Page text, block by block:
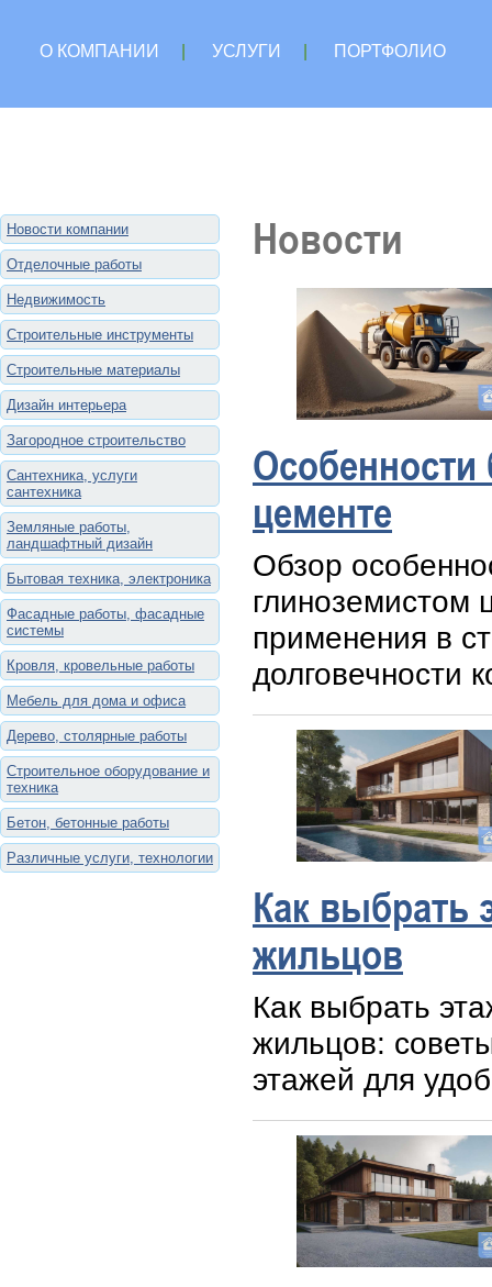
О КОМПАНИИ УСЛУГИ
ПОРТФОЛИО
Новости компании
Отделочные работы
Недвижимость
Строительные инструменты
Строительные материалы
Дизайн интерьера
Загородное строительство
Сантехника, услуги
сантехника
Земляные работы,
ландшафтный дизайн
Бытовая техника, электроника
Фасадные работы, фасадные
системы
Кровля, кровельные работы
Мебель для дома и офиса
Дерево, столярные работы
Строительное оборудование и
техника
Бетон, бетонные работы
Различные услуги, технологии
Новости
Особенности
цементе
Обзор
глиноземистом
применения в
долговечности
Как выбрать
жильцов
Как выбрать
жильцов:
этажей для